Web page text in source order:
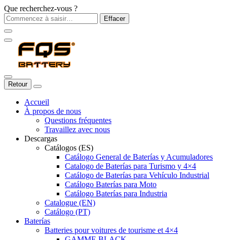
Que recherchez-vous ?
Effacer
Retour
Accueil
À propos de nous
Questions fréquentes
Travaillez avec nous
Descargas
Catálogos (ES)
Catálogo General de Baterías y Acumuladores
Catalogo de Baterías para Turismo y 4×4
Catálogo de Baterías para Vehículo Industrial
Catálogo Baterías para Moto
Catálogo Baterías para Industria
Catalogue (EN)
Catálogo (PT)
Baterías
Batteries pour voitures de tourisme et 4×4